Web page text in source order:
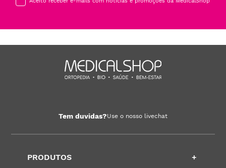
Tem duvidas?Use o nosso livechat
PRODUTOS +